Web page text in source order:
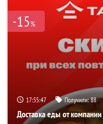
-15%
17:55:47 Получили:88
Доставка еды от